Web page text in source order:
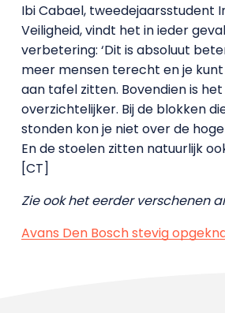
Ibi Cabael, tweedejaarsstudent
Veiligheid, vindt het in ieder
verbetering: ‘Dit is absoluut
meer mensen terecht en je
aan tafel zitten. Bovendien is
overzichtelijker. Bij de blokken
stonden kon je niet over de
En de stoelen zitten natuurlijk
[CT]
Zie ook het eerder verschenen
Avans Den Bosch stevig